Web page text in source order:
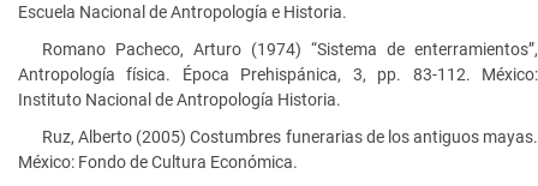
Escuela Nacional de Antropología e Historia.
Romano Pacheco, Arturo (1974) “Sistema de enterramientos”,
Antropología física. Época Prehispánica, 3, pp. 83-112. México:
Instituto Nacional de Antropología Historia.
Ruz, Alberto (2005) Costumbres funerarias de los antiguos mayas.
México: Fondo de Cultura Económica.